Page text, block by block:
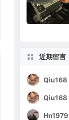
近期留言
Qiu168
Qiu168
Hn1979